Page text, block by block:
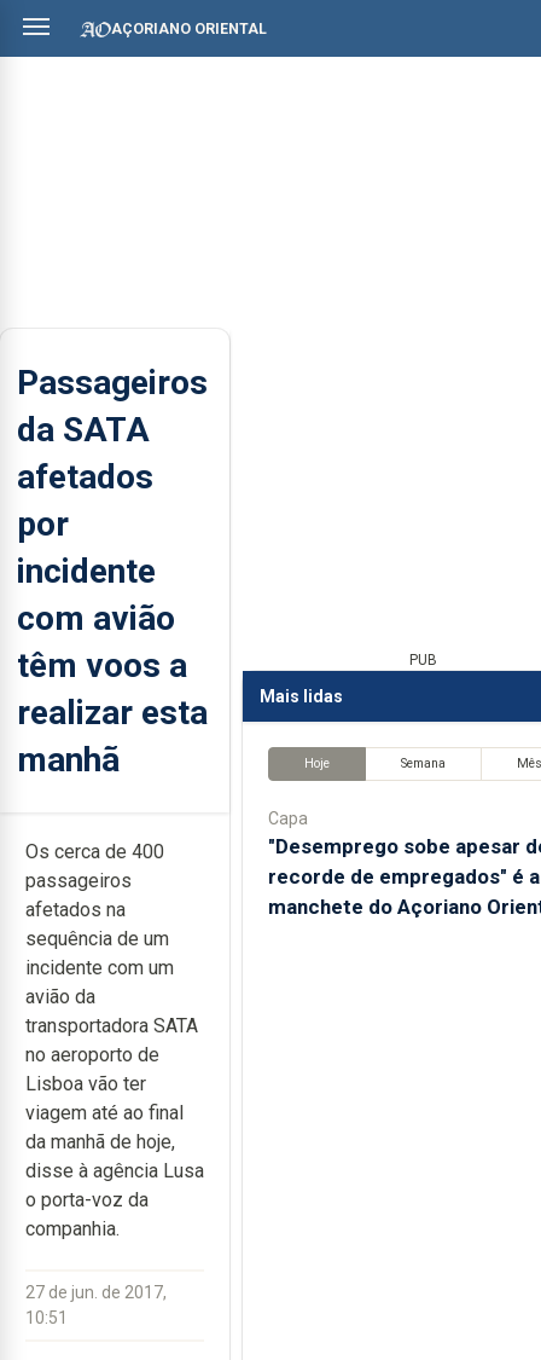
AÇORIANO ORIENTAL
Passageiros
da SATA
afetados
por
incidente
com avião
têm voos a
realizar esta
manhã
Os cerca de 400
passageiros
afetados na
sequência de um
incidente com um
avião da
transportadora SATA
no aeroporto de
Lisboa vão ter
viagem até ao final
da manhã de hoje,
disse à agência Lusa
o porta-voz da
companhia.
27 de jun. de 2017,
10:51
PUB
Mais lidas
Hoje Semana
Capa
"Desemprego sobe apesar
recorde de empregados" é a
manchete do Açoriano